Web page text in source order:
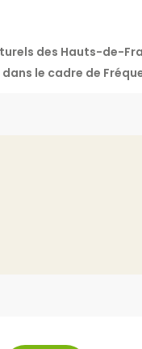
des Hauts-de-
dans le cadre de